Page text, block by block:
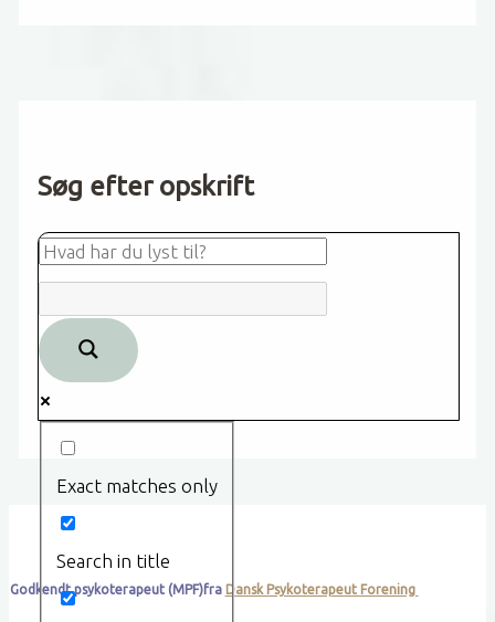
Søg efter opskrift
Exact matches only
Search in title
Godkendt psykoterapeut (MPF)fra Dansk Psykoterapeut Forening